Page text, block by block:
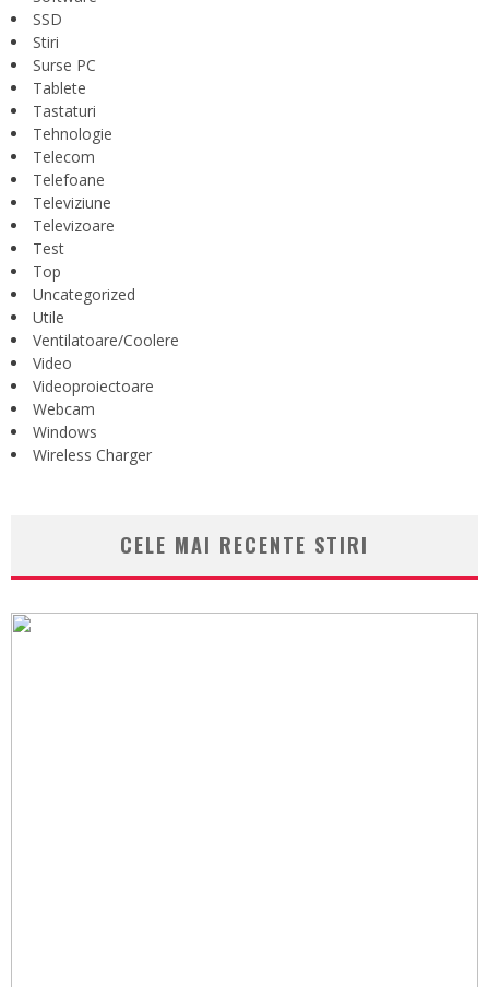
SSD
Stiri
Surse PC
Tablete
Tastaturi
Tehnologie
Telecom
Telefoane
Televiziune
Televizoare
Test
Top
Uncategorized
Utile
Ventilatoare/Coolere
Video
Videoproiectoare
Webcam
Windows
Wireless Charger
CELE MAI RECENTE STIRI